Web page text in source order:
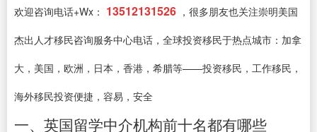
欢迎咨询电话+Wx： 13512131526 ，很多朋友也关注崇明美国
杰出人才移民咨询服务中心电话，全球投资移民于热点城市：加拿
大，美国，欧洲，日本，香港，希腊等——投资移民，工作移民，
海外移民投资便捷，容易，安全
一、英国留学中介机构前十名都有哪些